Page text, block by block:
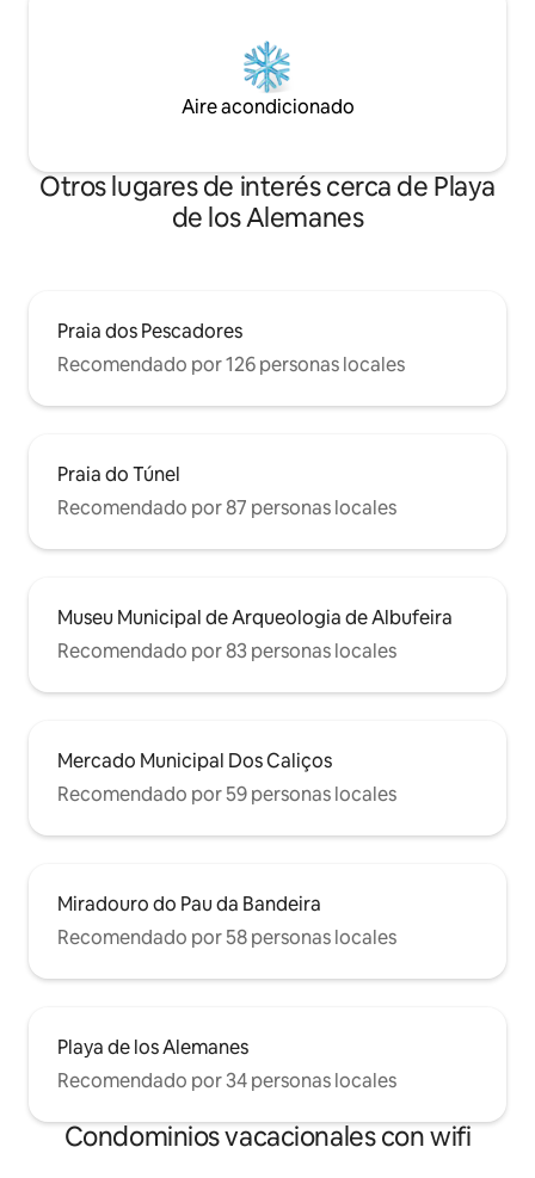
Aire acondicionado
Otros lugares de interés cerca de Playa
de los Alemanes
Praia dos Pescadores
Recomendado por 126 personas locales
Praia do Túnel
Recomendado por 87 personas locales
Museu Municipal de Arqueologia de Albufeira
Recomendado por 83 personas locales
Mercado Municipal Dos Caliços
Recomendado por 59 personas locales
Miradouro do Pau da Bandeira
Recomendado por 58 personas locales
Playa de los Alemanes
Recomendado por 34 personas locales
Condominios vacacionales con wifi